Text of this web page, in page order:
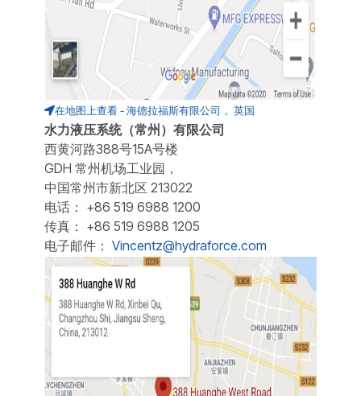
在地图上查看 - 海德拉福斯有限公司， 英国
水力液压系统（常州）有限公司
西黄河路388号15A号楼
GDH 常州机场工业园，
中国常州市新北区 213022
电话： +86 519 6988 1200
传真： +86 519 6988 1205
电子邮件： Vincentz@hydraforce.com